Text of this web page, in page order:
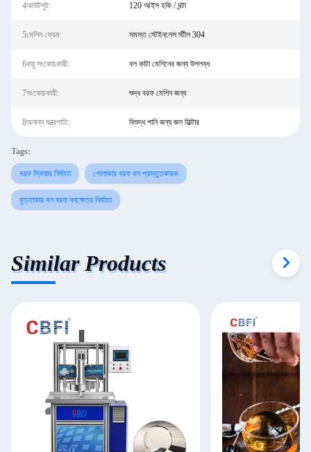
4আউটপুট: 120 আইস হকি / ঘন্টা
5মেশিন ফ্রেম: সমস্ত স্টেইনলেস স্টীল 304
6বায়ু সংকোচকারী: বল কাটা মেশিনের জন্য উপলব্ধ
7সংকোচকারী: শুদ্ধ বরফ মেশিন জন্য
8অনান্য যন্ত্রপাতি: বিশুদ্ধ পানি জন্য জল ফিল্টার
Tags:
বরফ স্ফিয়ার নির্মাতা গোলাকার বরফ বল প্রস্তুতকারক
বৃত্তাকার বল বরফ ঘনক্ষেত্র নির্মাতা
Similar Products